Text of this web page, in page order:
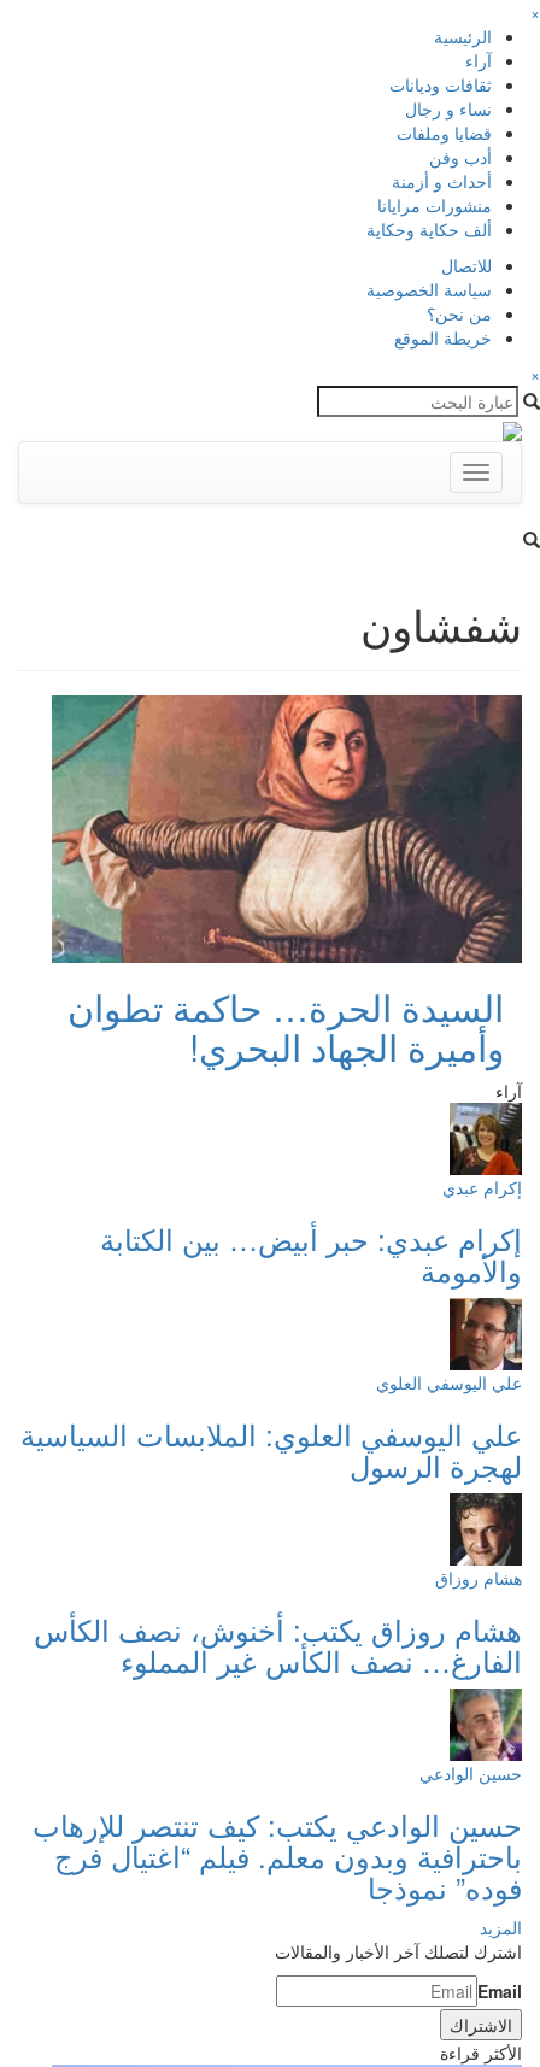
×
الرئيسية
آراء
ثقافات وديانات
نساء و رجال
قضايا وملفات
أدب وفن
أحداث و أزمنة
منشورات مرايانا
ألف حكاية وحكاية
للاتصال
سياسة الخصوصية
من نحن؟
خريطة الموقع
×
Toggle
navigation
شفشاون
السيدة الحرة… حاكمة تطوان
وأميرة الجهاد البحري!
آراء
إكرام عبدي
إكرام عبدي: حبر أبيض… بين الكتابة
والأمومة
علي اليوسفي العلوي
علي اليوسفي العلوي: الملابسات السياسية
لهجرة الرسول
هشام روزاق
هشام روزاق يكتب: أخنوش، نصف الكأس
الفارغ… نصف الكأس غير المملوء
حسين الوادعي
حسين الوادعي يكتب: كيف تنتصر للإرهاب
باحترافية وبدون معلم. فيلم “اغتيال فرج
فوده” نموذجا
المزيد
اشترك لتصلك آخر الأخبار والمقالات
Email
الأكثر قراءة